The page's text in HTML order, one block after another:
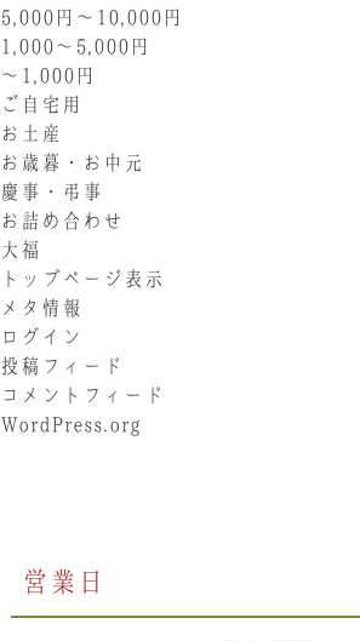
5,000円〜10,000円
1,000〜5,000円
〜1,000円
ご自宅用
お土産
お歳暮・お中元
慶事・弔事
お詰め合わせ
大福
トップページ表示
メタ情報
ログイン
投稿フィード
コメントフィード
WordPress.org
営業日